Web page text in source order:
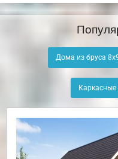
Дома из бруса